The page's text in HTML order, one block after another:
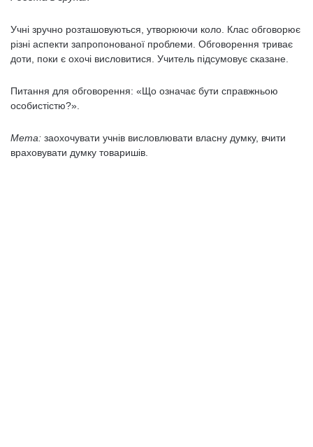
Учні зручно розташовуються, утворюючи коло. Клас обговорює
різні аспекти запропонованої проблеми. Обговорення триває
доти, поки є охочі висловитися. Учитель підсумовує сказане.
Питання для обговорення: «Що означає бути справжньою
особистістю?».
Мета: заохочувати учнів висловлювати власну думку, вчити
враховувати думку товаришів.